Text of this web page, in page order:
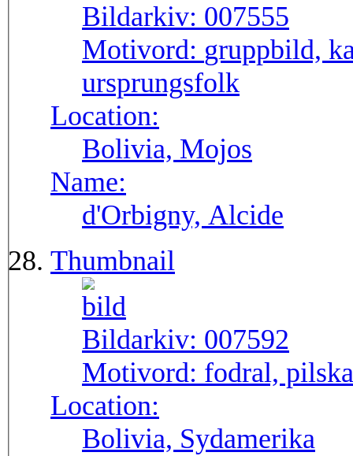
Bildarkiv: 007555
Motivord: gruppbild,
ursprungsfolk
Location:
Bolivia, Mojos
Name:
d'Orbigny, Alcide
Thumbnail
Bildarkiv: 007592
Motivord: fodral,
Location:
Bolivia, Sydamerika